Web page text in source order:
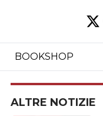
BOOKSHOP
ALTRE NOTIZIE